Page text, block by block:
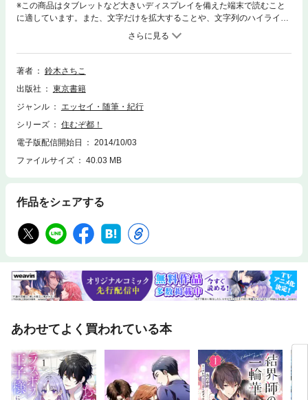
※この商品はタブレットなど大きいディスプレイを備えた端末で読むこと
に適しています。また、文字だけを拡大することや、文字列のハイライ
ト、検索、辞書の参照、引用などの機能が使用できません。ノマド、クラ
ウドなど、オフィス内に留まらず、仕事を「いつでも・どこでも」できる
ことが流行となったが、2011年には、震災と原発事故の影響で、もっと大
きい規模で、首都圏だけに住み働くという考え方よりも、むしろ、日本を
も認知されつつある。人気イラストレーター鈴木さちこが「日本のいろん
な都市を実際に体験してみて」、住み・働くのに適した「自分なりの都
らく滞在し、暮らしを体験しながら、コミックでルポし、自分にとっての
「都（みやこ）」を探求し、新しい『住み方』と『働き方』につて考察。
そして結論は、「移住か？ はたまた、そのまま今いる場所で暮らすの
か？」 「住む・働く」を再び（笑いながら、ちょっと真面目に）考えるほ
著者
鈴木さちこ
出版社
東京書籍
ジャンル
エッセイ・随筆・紀行
シリーズ
住むぞ都！
電子版配信開始日
2014/10/03
ファイルサイズ
40.03 MB
作品をシェアする
あわせてよく買われている本